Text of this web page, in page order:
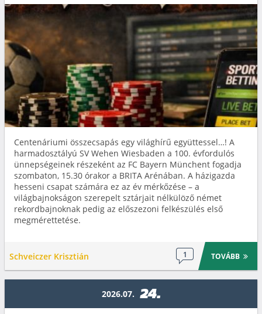
Centenáriumi összecsapás egy világhírű együttessel…! A
harmadosztályú SV Wehen Wiesbaden a 100. évfordulós
ünnepségeinek részeként az FC Bayern Münchent fogadja
szombaton, 15.30 órakor a BRITA Arénában. A házigazda
hesseni csapat számára ez az év mérkőzése – a
világbajnokságon szerepelt sztárjait nélkülöző német
rekordbajnoknak pedig az előszezoni felkészülés első
megmérettetése.
Schveiczer Krisztián 1 TOVÁBB
2026.07. 24.